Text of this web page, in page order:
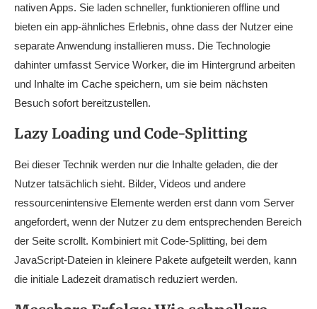
nativen Apps. Sie laden schneller, funktionieren offline und
bieten ein app-ähnliches Erlebnis, ohne dass der Nutzer eine
separate Anwendung installieren muss. Die Technologie
dahinter umfasst Service Worker, die im Hintergrund arbeiten
und Inhalte im Cache speichern, um sie beim nächsten
Besuch sofort bereitzustellen.
Lazy Loading und Code-Splitting
Bei dieser Technik werden nur die Inhalte geladen, die der
Nutzer tatsächlich sieht. Bilder, Videos und andere
ressourcenintensive Elemente werden erst dann vom Server
angefordert, wenn der Nutzer zu dem entsprechenden Bereich
der Seite scrollt. Kombiniert mit Code-Splitting, bei dem
JavaScript-Dateien in kleinere Pakete aufgeteilt werden, kann
die initiale Ladezeit dramatisch reduziert werden.